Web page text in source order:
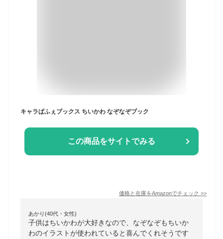
キャラぱふぇブックス ちいかわ なぞなぞブック
この商品をサイトでみる
価格と在庫をAmazonでチェック >>
あかり(40代・女性)
子供はちいかわが大好きなので、なぞなぞもちいか
わのイラストが使われていると喜んでくれそうです